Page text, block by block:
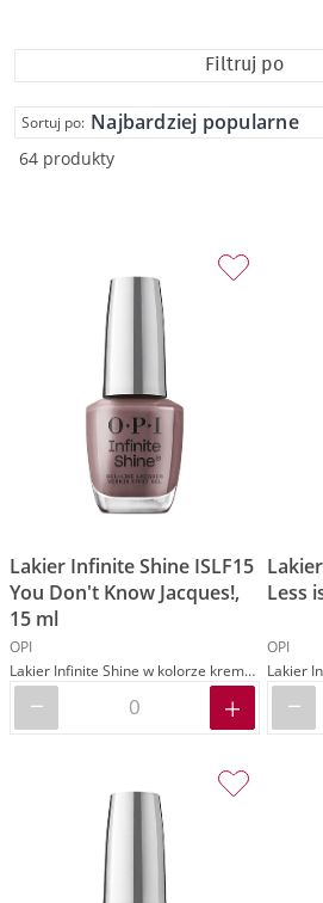
Filtruj po
64 produkty
Sortuj po:
Lakier Infinite Shine ISLF15
You Don't Know Jacques!,
15 ml
OPI
Lakier Infinite Shine w kolorze kremowym brązowym
Less
OPI